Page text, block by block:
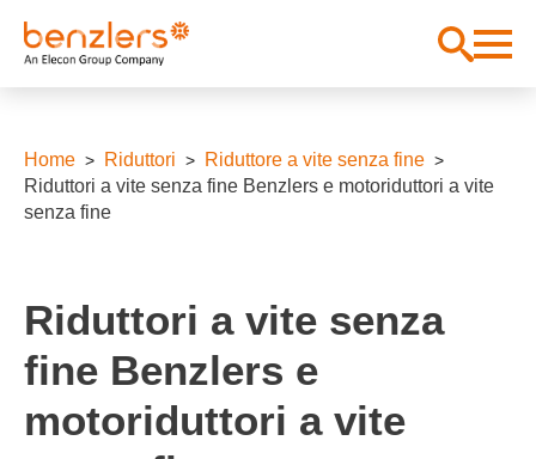
Home Riduttori
Riduttore a vite senza fine
Riduttori a vite senza fine Benzlers e motoriduttori a vite
senza fine
Riduttori a vite senza
fine Benzlers e
motoriduttori a vite